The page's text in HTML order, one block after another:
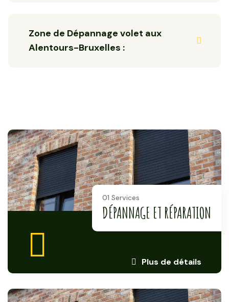
Zone de Dépannage volet aux
Alentours-Bruxelles :
Plus de détails
01 Services
DÉPANNAGE ET RÉPARATION